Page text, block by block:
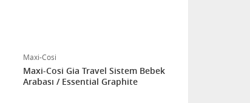
Maxi-Cosi
Maxi-Cosi Gia Travel Sistem Bebek
Arabası / Essential Graphite